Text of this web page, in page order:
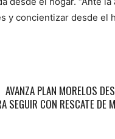
y concientizar desde el
AVANZA PLAN MORELOS
SEGUIR CON RESCATE DE